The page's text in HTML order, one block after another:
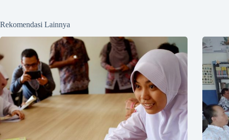
Rekomendasi Lainnya